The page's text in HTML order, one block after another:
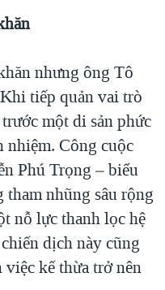
TỪ NÔNG THÔN MỸ
nhưng ông Tô
tiếp quản vai trò
một di sản phức
nhiệm. Công cuộc
Phú Trọng – biểu
nhũng sâu rộng
nỗ lực thanh lọc hệ
dịch này cũng
kế thừa trở nên